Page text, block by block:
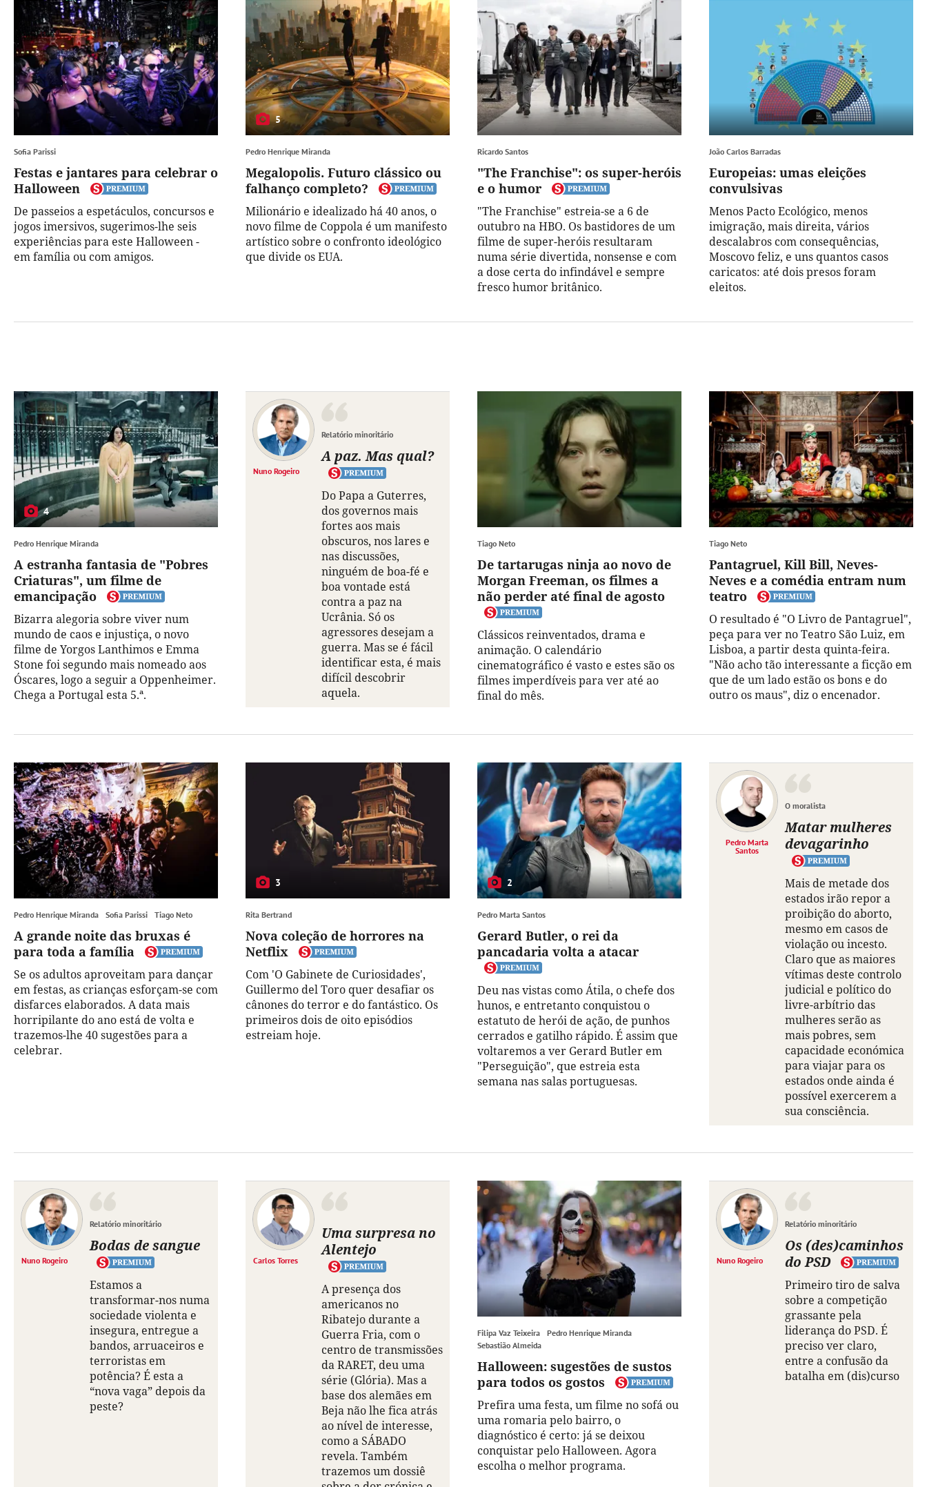
Sofia Parissi
Festas e jantares para celebrar o
Halloween
De passeios a espetáculos, concursos e
jogos imersivos, sugerimos-lhe seis
experiências para este Halloween -
em família ou com amigos.
5
Pedro Henrique Miranda
Megalopolis. Futuro clássico ou
falhanço completo?
Milionário e idealizado há 40 anos, o
novo filme de Coppola é um manifesto
artístico sobre o confronto ideológico
que divide os EUA.
Ricardo Santos
"The Franchise": os super-heróis
e o humor
"The Franchise" estreia-se a 6 de
outubro na HBO. Os bastidores de um
filme de super-heróis resultaram
numa série divertida, nonsense e com
a dose certa do infindável e sempre
fresco humor britânico.
João Carlos Barradas
Europeias: umas eleições
convulsivas
Menos Pacto Ecológico, menos
imigração, mais direita, vários
descalabros com consequências,
Moscovo feliz, e uns quantos casos
caricatos: até dois presos foram
eleitos.
4
Pedro Henrique Miranda
A estranha fantasia de "Pobres
Criaturas", um filme de
emancipação
Bizarra alegoria sobre viver num
mundo de caos e injustiça, o novo
filme de Yorgos Lanthimos e Emma
Stone foi segundo mais nomeado aos
Óscares, logo a seguir a Oppenheimer.
Chega a Portugal esta 5.ª.
Nuno Rogeiro
Relatório minoritário
A paz. Mas qual?
Do Papa a Guterres,
dos governos mais
fortes aos mais
obscuros, nos lares e
nas discussões,
ninguém de boa-fé e
boa vontade está
contra a paz na
Ucrânia. Só os
agressores desejam a
guerra. Mas se é fácil
identificar esta, é mais
difícil descobrir
aquela.
Tiago Neto
De tartarugas ninja ao novo de
Morgan Freeman, os filmes a
não perder até final de agosto
Clássicos reinventados, drama e
animação. O calendário
cinematográfico é vasto e estes são os
filmes imperdíveis para ver até ao
final do mês.
Tiago Neto
Pantagruel, Kill Bill, Neves-
Neves e a comédia entram num
teatro
O resultado é "O Livro de Pantagruel",
peça para ver no Teatro São Luiz, em
Lisboa, a partir desta quinta-feira.
"Não acho tão interessante a ficção em
que de um lado estão os bons e do
outro os maus", diz o encenador.
Pedro Henrique Miranda Sofia Parissi Tiago Neto
A grande noite das bruxas é
para toda a família
Se os adultos aproveitam para dançar
em festas, as crianças esforçam-se com
disfarces elaborados. A data mais
horripilante do ano está de volta e
trazemos-lhe 40 sugestões para a
celebrar.
3
Rita Bertrand
Nova coleção de horrores na
Netflix
Com 'O Gabinete de Curiosidades',
Guillermo del Toro quer desafiar os
cânones do terror e do fantástico. Os
primeiros dois de oito episódios
estreiam hoje.
2
Pedro Marta Santos
Gerard Butler, o rei da
pancadaria volta a atacar
Deu nas vistas como Átila, o chefe dos
hunos, e entretanto conquistou o
estatuto de herói de ação, de punhos
cerrados e gatilho rápido. É assim que
voltaremos a ver Gerard Butler em
"Perseguição", que estreia esta
semana nas salas portuguesas.
Pedro Marta
Santos
O moralista
Matar mulheres
devagarinho
Mais de metade dos
estados irão repor a
proibição do aborto,
mesmo em casos de
violação ou incesto.
Claro que as maiores
vítimas deste controlo
judicial e político do
livre-arbítrio das
mulheres serão as
mais pobres, sem
capacidade económica
para viajar para os
estados onde ainda é
possível exercerem a
sua consciência.
Nuno Rogeiro
Relatório minoritário
Bodas de sangue
Estamos a
transformar-nos numa
sociedade violenta e
insegura, entregue a
bandos, arruaceiros e
terroristas em
potência? É esta a
“nova vaga” depois da
peste?
Carlos Torres
Uma surpresa no
Alentejo
A presença dos
americanos no
Ribatejo durante a
Guerra Fria, com o
centro de transmissões
da RARET, deu uma
série (Glória). Mas a
base dos alemães em
Beja não lhe fica atrás
ao nível de interesse,
como a SÁBADO
revela. Também
trazemos um dossiê
Filipa Vaz Teixeira
Pedro Henrique Miranda
Sebastião Almeida
Halloween: sugestões de sustos
para todos os gostos
Prefira uma festa, um filme no sofá ou
uma romaria pelo bairro, o
diagnóstico é certo: já se deixou
conquistar pelo Halloween. Agora
escolha o melhor programa.
Nuno Rogeiro
Relatório minoritário
Os (des)caminhos
do PSD
Primeiro tiro de salva
sobre a competição
grassante pela
liderança do PSD. É
preciso ver claro,
entre a confusão da
batalha em (dis)curso